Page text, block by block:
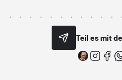
Teil es mit